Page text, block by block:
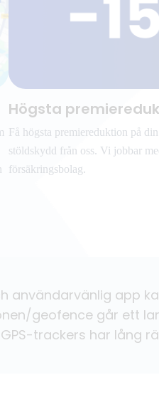
Högsta
Få högsta premiereduktion på
stöldskydd från oss. Vi jobbar
försäkringsbolag.
användarvänlig app
geofence går ett
trackers har lång